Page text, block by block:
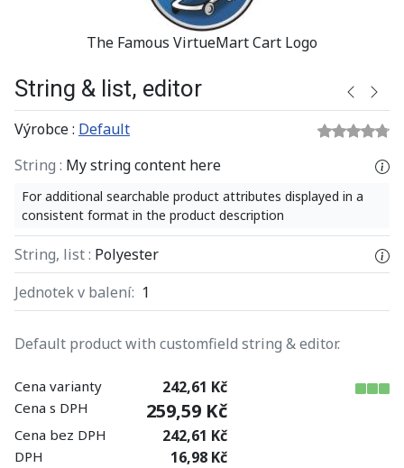
The Famous VirtueMart Cart Logo
String & list, editor
Výrobce : Default
String : My string content here
For additional searchable product attributes displayed in a
consistent format in the product description
String, list : Polyester
Jednotek v balení: 1
Default product with customfield string & editor.
Cena varianty 242,61 Kč
Cena s DPH 259,59 Kč
Cena bez DPH 242,61 Kč
DPH 16,98 Kč